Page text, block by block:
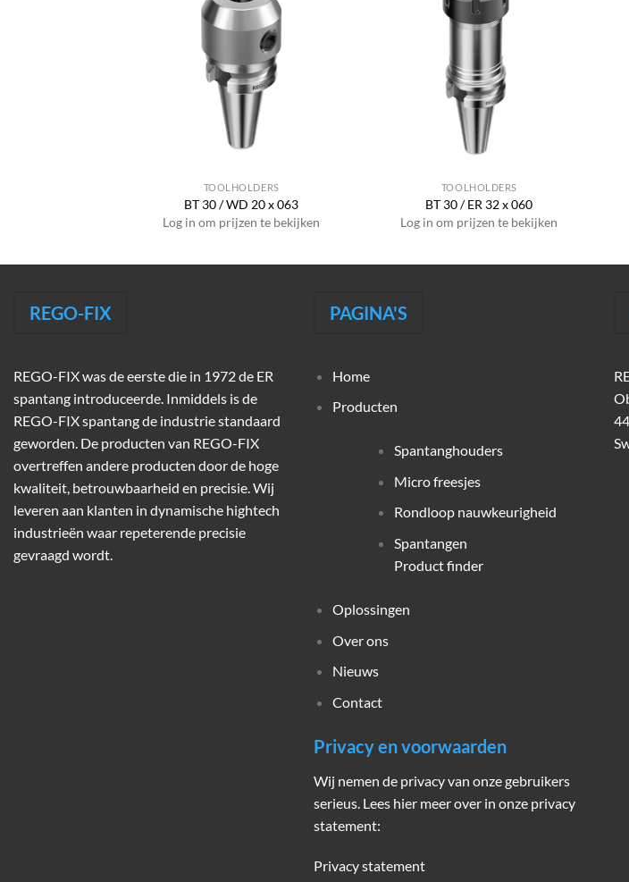
TOOLHOLDERS
BT 30 / WD 20 x 063
Log in om prijzen te bekijken
TOOLHOLDERS
BT 30 / ER 32 x 060
Log in om prijzen te bekijken
REGO-FIX
REGO-FIX was de eerste die in 1972 de ER
spantang introduceerde. Inmiddels is de
REGO-FIX spantang de industrie standaard
geworden. De producten van REGO-FIX
overtreffen andere producten door de hoge
kwaliteit, betrouwbaarheid en precisie. Wij
leveren aan klanten in dynamische hightech
industrieën waar repeterende precisie
gevraagd wordt.
PAGINA'S
Home
Producten
Spantanghouders
Micro freesjes
Rondloop nauwkeurigheid
Spantangen
Product finder
Oplossingen
Over ons
Nieuws
Contact
Privacy en voorwaarden
Wij nemen de privacy van onze gebruikers
serieus. Lees hier meer over in onze privacy
statement:
Privacy statement